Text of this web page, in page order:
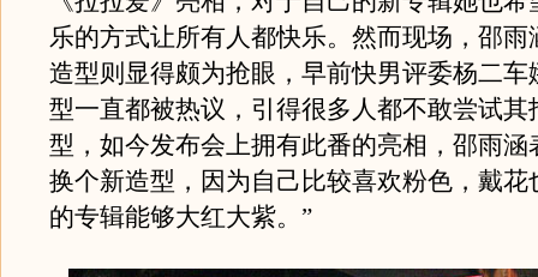
乐的方式让所有人都快乐。然而现场，邵雨
造型则显得颇为抢眼，早前快男评委杨二车
型一直都被热议，引得很多人都不敢尝试其
型，如今发布会上拥有此番的亮相，邵雨涵
换个新造型，因为自己比较喜欢粉色，戴花
的专辑能够大红大紫。”